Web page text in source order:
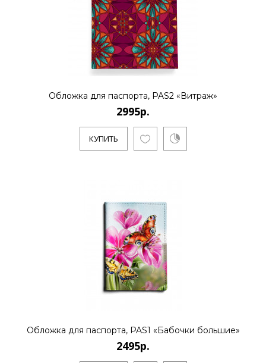
Обложка для паспорта, PAS2 «Витраж»
2995р.
КУПИТЬ
Обложка для паспорта, PAS1 «Бабочки большие»
2495р.